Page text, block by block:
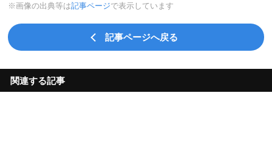
※画像の出典等は記事ページで表示しています
記事ページへ戻る
関連する記事